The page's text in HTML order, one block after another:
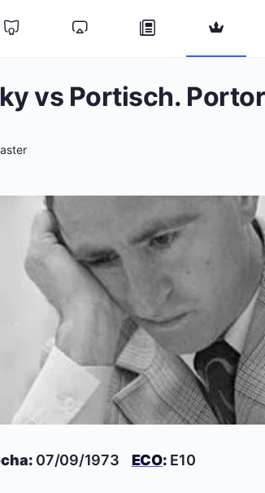
vs Portisch.
07/09/1973 ECO: E10